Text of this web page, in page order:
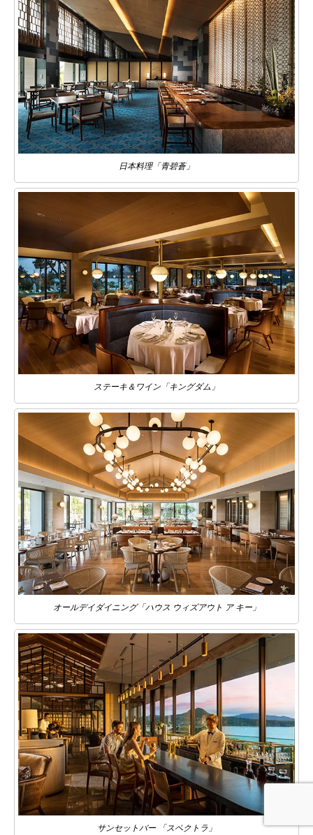
日本料理「青碧蒼」
ステーキ＆ワイン「キングダム」
オールデイダイニング「ハウス ウィズアウト ア キー」
サンセットバー 「スペクトラ」